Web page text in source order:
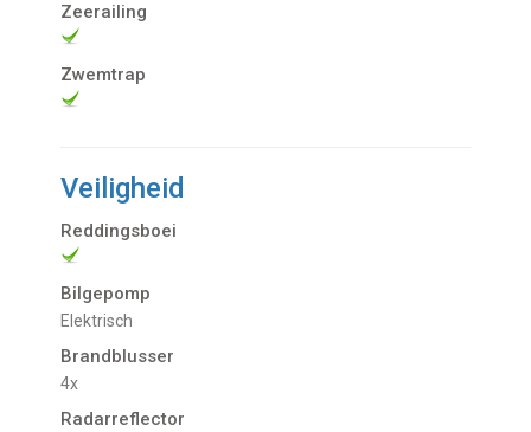
Zeerailing
Zwemtrap
Veiligheid
Reddingsboei
Bilgepomp
Elektrisch
Brandblusser
4x
Radarreflector